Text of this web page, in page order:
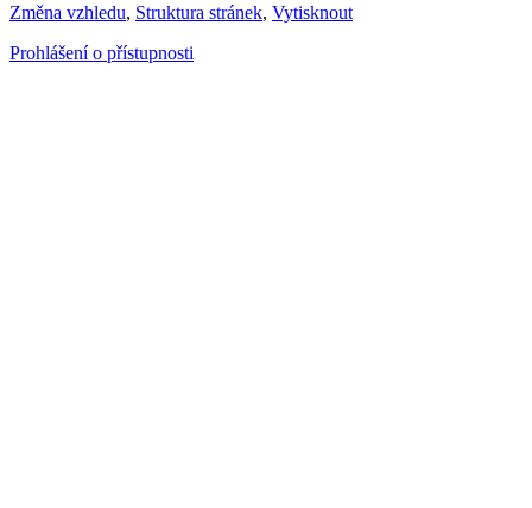
Změna vzhledu, Struktura stránek, Vytisknout
Prohlášení o přístupnosti